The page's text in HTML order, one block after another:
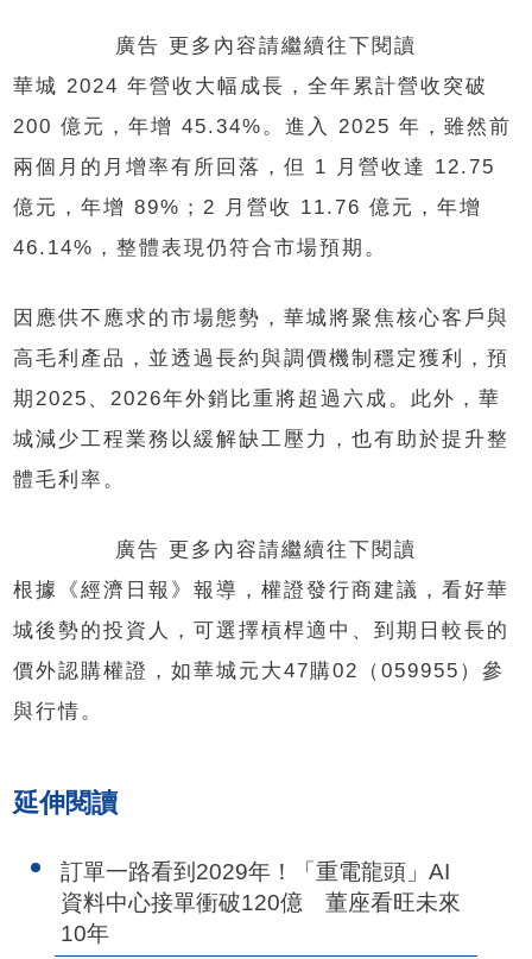
廣告 更多內容請繼續往下閱讀
華城 2024 年營收大幅成長，全年累計營收突破
200 億元，年增 45.34%。進入 2025 年，雖然前
兩個月的月增率有所回落，但 1 月營收達 12.75
億元，年增 89%；2 月營收 11.76 億元，年增
46.14%，整體表現仍符合市場預期。
因應供不應求的市場態勢，華城將聚焦核心客戶與
高毛利產品，並透過長約與調價機制穩定獲利，預
期2025、2026年外銷比重將超過六成。此外，華
城減少工程業務以緩解缺工壓力，也有助於提升整
體毛利率。
廣告 更多內容請繼續往下閱讀
根據《經濟日報》報導，權證發行商建議，看好華
城後勢的投資人，可選擇槓桿適中、到期日較長的
價外認購權證，如華城元大47購02（059955）參
與行情。
延伸閱讀
訂單一路看到2029年！「重電龍頭」AI
資料中心接單衝破120億 董座看旺未來
10年